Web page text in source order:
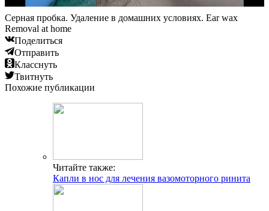
Серная пробка. Удаление в домашних условиях. Ear wax
Removal at home
Поделиться
Отправить
Класснуть
Твитнуть
Похожие публикации
Читайте также:
Капли в нос для лечения вазомоторного ринита